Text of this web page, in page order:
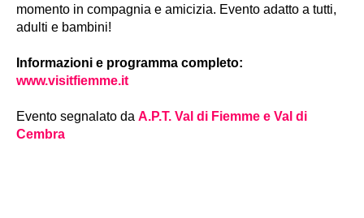
momento in compagnia e amicizia. Evento adatto a tutti,
adulti e bambini!
Informazioni e programma completo:
www.visitfiemme.it
Evento segnalato da A.P.T. Val di Fiemme e Val di
Cembra